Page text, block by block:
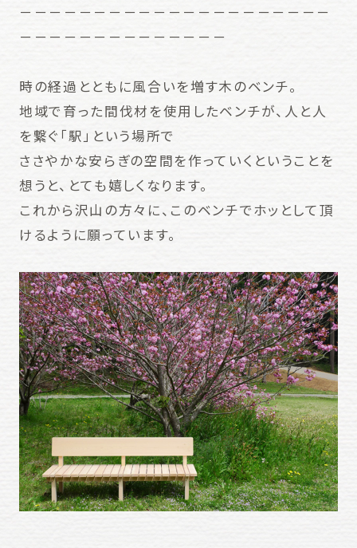
－－－－－－－－－－－－－－－－－－－－－
－－－－－－－－－－－－－－
時の経過とともに風合いを増す木のベンチ。
地域で育った間伐材を使用したベンチが、人と人
を繋ぐ「駅」という場所で
ささやかな安らぎの空間を作っていくということを
想うと、とても嬉しくなります。
これから沢山の方々に、このベンチでホッとして頂
けるように願っています。